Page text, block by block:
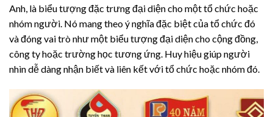
Anh, là biểu tượng đặc trưng đại diện cho một tổ chức hoặc
nhóm người. Nó mang theo ý nghĩa đặc biệt của tổ chức đó
và đóng vai trò như một biểu tượng đại diện cho cộng đồng,
công ty hoặc trường học tương ứng. Huy hiệu giúp người
nhìn dễ dàng nhận biết và liên kết với tổ chức hoặc nhóm đó.